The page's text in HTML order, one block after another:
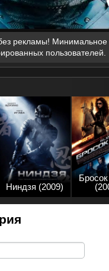
рекламы! Минимальное
пользователей.
Ниндзя (2009)